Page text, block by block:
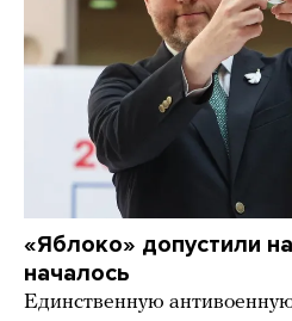
«Яблоко» допустили
началось
Единственную